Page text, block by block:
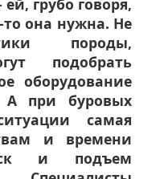
грубо говоря,
она нужна. Не
породы,
подобрать
оборудование
при буровых
самая
и времени
и подъем